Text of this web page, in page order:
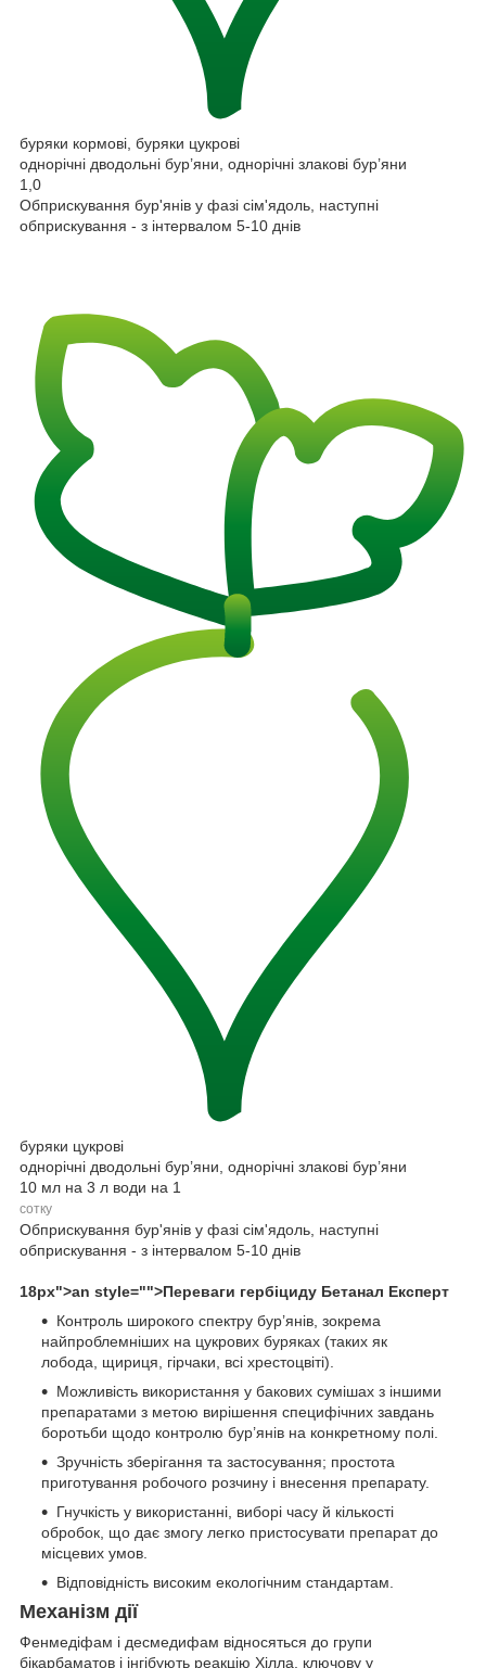
буряки кормові, буряки цукрові
однорічні дводольні бур’яни, однорічні злакові бур’яни
1,0
Обприскування бур'янів у фазі сім'ядоль, наступні
обприскування - з інтервалом 5-10 днів
буряки цукрові
однорічні дводольні бур’яни, однорічні злакові бур’яни
10 мл на 3 л води на 1
сотку
Обприскування бур'янів у фазі сім'ядоль, наступні
обприскування - з інтервалом 5-10 днів
18px">an style="">Переваги гербіциду Бетанал Експерт
Контроль широкого спектру бур’янів, зокрема
найпроблемніших на цукрових буряках (таких як
лобода, щириця, гірчаки, всі хрестоцвіті).
Можливість використання у бакових сумішах з іншими
препаратами з метою вирішення специфічних завдань
боротьби щодо контролю бур’янів на конкретному полі.
Зручність зберігання та застосування; простота
приготування робочого розчину і внесення препарату.
Гнучкість у використанні, виборі часу й кількості
обробок, що дає змогу легко пристосувати препарат до
місцевих умов.
Відповідність високим екологічним стандартам.
Механізм дії
Фенмедіфам і десмедифам відносяться до групи
бікарбаматов і інгібують реакцію Хілла, ключову у